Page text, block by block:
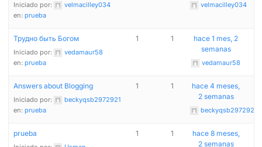
Iniciado por:
velmacilley034
en: prueba
velmacilley034
Трудно быть Богом
Iniciado por:
vedamaur58
en: prueba
1 1
hace 1 mes, 2
semanas
vedamaur58
Answers about Blogging
Iniciado por:
beckyqsb2972921
en: prueba
1 1
hace 4 meses,
2 semanas
beckyqsb2972921
prueba 1 1
hace 8 meses,
2 semanas